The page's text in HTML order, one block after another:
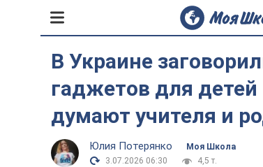
В Украине
гаджетов для
думают учителя и
Юлия Потерянко
Моя Школа
3.07.2026 06:30
4,5 т.